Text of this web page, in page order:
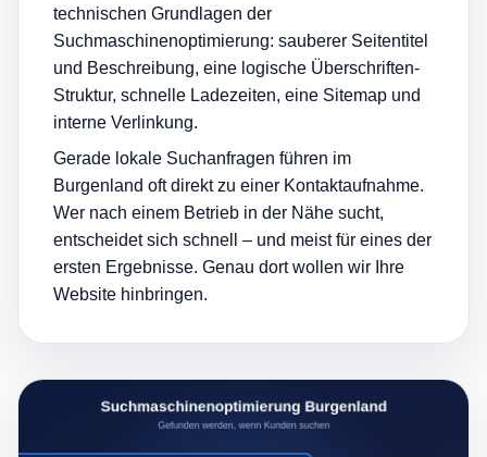
technischen Grundlagen der
Suchmaschinenoptimierung: sauberer Seitentitel
und Beschreibung, eine logische Überschriften-
Struktur, schnelle Ladezeiten, eine Sitemap und
interne Verlinkung.
Gerade lokale Suchanfragen führen im
Burgenland oft direkt zu einer Kontaktaufnahme.
Wer nach einem Betrieb in der Nähe sucht,
entscheidet sich schnell – und meist für eines der
ersten Ergebnisse. Genau dort wollen wir Ihre
Website hinbringen.